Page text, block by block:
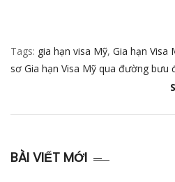
Tags: gia hạn visa Mỹ, Gia hạn Visa
sơ Gia hạn Visa Mỹ qua đường bưu
BÀI VIẾT MỚI